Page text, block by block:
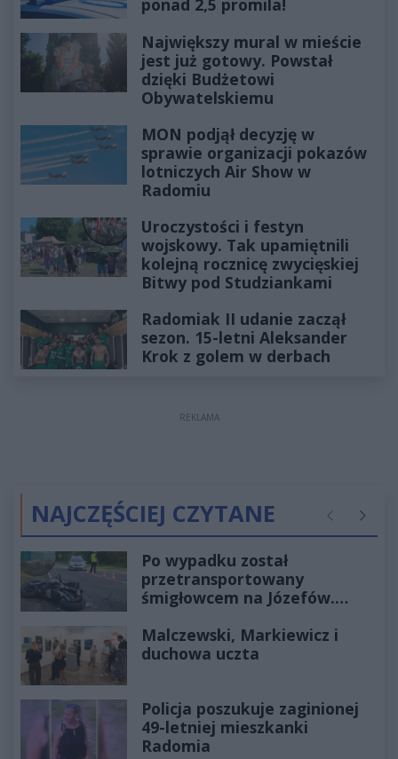
ponad 2,5 promila!
Największy mural w mieście
jest już gotowy. Powstał
dzięki Budżetowi
Obywatelskiemu
MON podjął decyzję w
sprawie organizacji pokazów
lotniczych Air Show w
Radomiu
Uroczystości i festyn
wojskowy. Tak upamiętnili
kolejną rocznicę zwycięskiej
Bitwy pod Studziankami
Radomiak II udanie zaczął
sezon. 15-letni Aleksander
Krok z golem w derbach
REKLAMA
NAJCZĘŚCIEJ CZYTANE Poprzednie
Po wypadku został
przetransportowany
śmigłowcem na Józefów.
Malczewski, Markiewicz i
duchowa uczta
Policja poszukuje zaginionej
49-letniej mieszkanki
Radomia